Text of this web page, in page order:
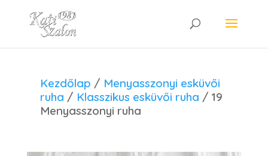
Kezdőlap / Menyasszonyi esküvői
ruha / Klasszikus esküvői ruha / 19
Menyasszonyi ruha